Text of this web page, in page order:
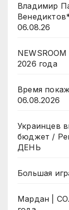
Владимир
06.08.26
2026 года
Время
06.08.2026
Украинцев
бюджет /
ДЕНЬ
Большая
Мардан |